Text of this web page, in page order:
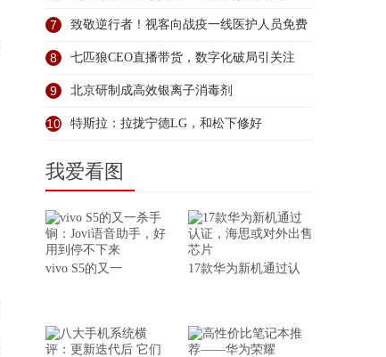
7 致敬逆行者！视客向战疫一线医护人员免费
赠
8 七匹狼CEO直播带货，数字化破局引关注
9 北京研制成高效银离子消毒剂
10 特斯拉：拉拢宁德LG，和松下修好
我爱看图
vivo S5的又一 17款华为新机通过认